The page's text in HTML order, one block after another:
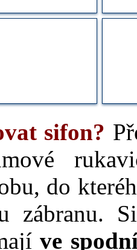
sifon?
do
zábranu.
ve